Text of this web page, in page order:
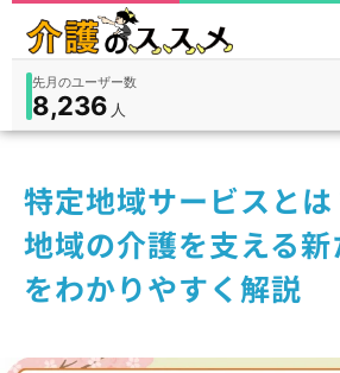
在宅9,360入所3,194
先月のユーザー数
8,236 人
件
特定地域サービスと
地域の介護を支える
をわかりやすく解説